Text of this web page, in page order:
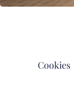
Cookies